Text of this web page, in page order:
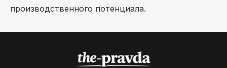
производственного потенциала.